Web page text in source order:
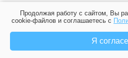
Продолжая работу с сайтом, Вы
cookie-файлов и соглашаетесь с
Я